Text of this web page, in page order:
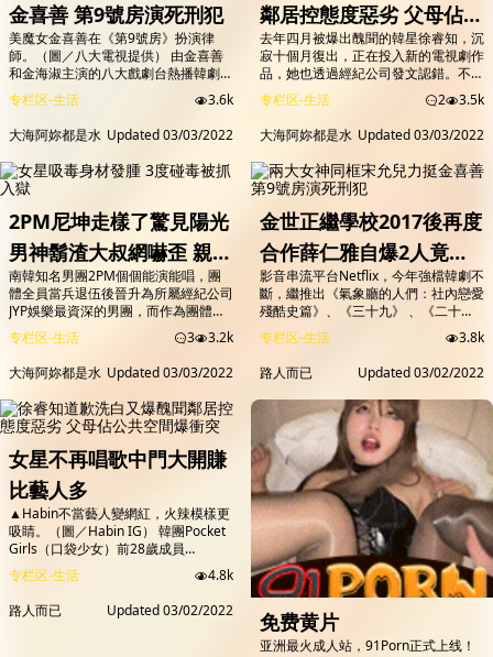
金喜善 第9號房演死刑犯
美魔女金喜善在《第9號房》扮演律
師。（圖／八大電視提供） 由金喜善
和金海淑主演的八大戲劇台熱播韓劇
《第9號房》收視率再創新高，登上有
線電視韓劇榜之首，近期劇情將迎接最
後高潮，不僅主演間的劇情線受到劇迷
期待，與金喜善有20年交情的宋允
兒，也力挺閨密特別演出「死刑犯」，
兩大女神同框讓外界期待。 飾演反派
角色的李璟榮，曾經與李英愛合作經典
作品《火花》。（圖／八大電視提供）
金喜善在《第9號房...
专栏区-生活
3.6k
大海阿妳都是水 Updated03/03/2022
鄰居控態度惡劣 父母佔公
共空間爆衝突
去年四月被爆出醜聞的韓星徐睿知，沉
寂十個月復出，正在投入新的電視劇作
品，她也透過經紀公司發文認錯。不過
有韓國媒體爆料，去年徐睿知父母和鄰
居爆發停車糾紛，還占用公共空間，讓
鄰居直呼四年來超痛苦。 圖／翻攝自
yeaji_on_top ig 韓星徐睿知：「愛卿們
所言甚是，皇室的安定是建立在後繼有
人。」 霸氣女皇風範，徐睿知靠著高
冷顏值和演技，輕鬆駕馭也是韓國網漫
公司，相中她拍宣傳片的原因之一，...
专栏区-生活 2
3.5k
大海阿妳都是水 Updated03/03/2022
2PM尼坤走樣了驚見陽光
男神鬍渣大叔網嚇歪 親曝
轉型內幕
南韓知名男團2PM個個能演能唱，團
體全員當兵退伍後晉升為所屬經紀公司
JYP娛樂最資深的男團，而作為團體內
唯一一位外國人的泰國籍成員尼坤
（Nickhun），也等到所有人退伍後，
再以2PM的名義帶著新專輯回歸樂
壇。不料，向來以精緻臉蛋而被粉絲封
為「泰國王子」的尼坤，日前竟突然曝
光曬得全臉黝黑、冒出鬍渣的大叔模
樣，掀起一片熱議。 尼坤新電影的造
型引起粉絲熱議。（圖／翻攝自IG）
尼坤為新片造型...
专栏区-生活 3
3.2k
大海阿妳都是水 Updated03/03/2022
金世正繼學校2017後再度
合作薛仁雅自爆2人竟被
工作人員喊恐龍妹
影音串流平台Netflix，今年強檔韓劇不
斷，繼推出《氣象廳的人們：社內戀愛
殘酷史篇》、《三十九》 、《二十
五，二十一》三部叫好叫座的人氣韓劇
之後，2/28起每週一二晚上10點半將
獨家與韓國同天上線播出由安孝燮、金
世正主演的辦公室甜寵劇《社內相
親》。在該劇上月25日所舉行的新戲
記者會上，安孝燮坦言為詮釋高冷霸氣
總裁忙著自我洗腦，努力成為一個超自
戀的人；薛仁雅對於二度與金世正合作
感到非常開心，...
专栏区-生活
3.8k
路人而已
Updated03/02/2022
女星不再唱歌中門大開賺
比藝人多
▲Habin不當藝人變網紅，火辣模樣更
吸睛。（圖／Habin IG） 韓團Pocket
Girls（口袋少女）前28歲成員
Habin，在團體解散後改當網紅，除了
接拍也會直播與粉絲互動，時常於IG
分享辣尺度照片的她，吸引32萬粉絲
追蹤，魅力無法擋，「賣姿色不賣身」
专栏区-生活
4.8k
路人而已
Updated03/02/2022 免费黄片
亚洲最火成人站，91Porn正式上线！